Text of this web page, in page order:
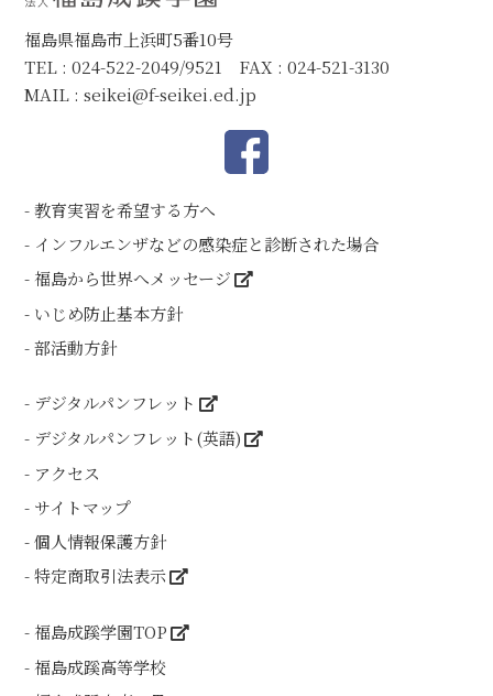
福島県福島市上浜町5番10号
TEL : 024-522-2049/9521 FAX : 024-521-3130
MAIL :seikei@f-seikei.ed.jp
教育実習を希望する方へ
インフルエンザなどの感染症と診断された場合
福島から世界へメッセージ
いじめ防止基本方針
部活動方針
デジタルパンフレット
デジタルパンフレット(英語)
アクセス
サイトマップ
個人情報保護方針
特定商取引法表示
福島成蹊学園TOP
福島成蹊高等学校